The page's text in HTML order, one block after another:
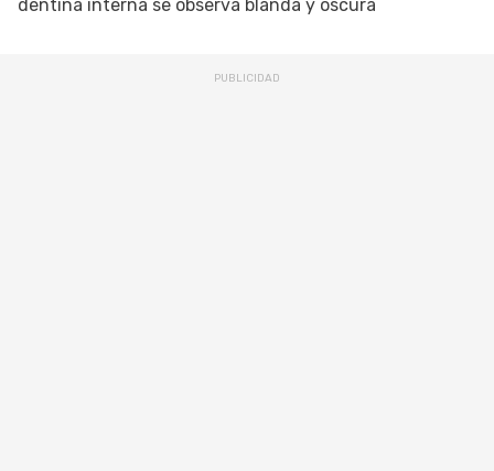
dentina interna se observa blanda y oscura